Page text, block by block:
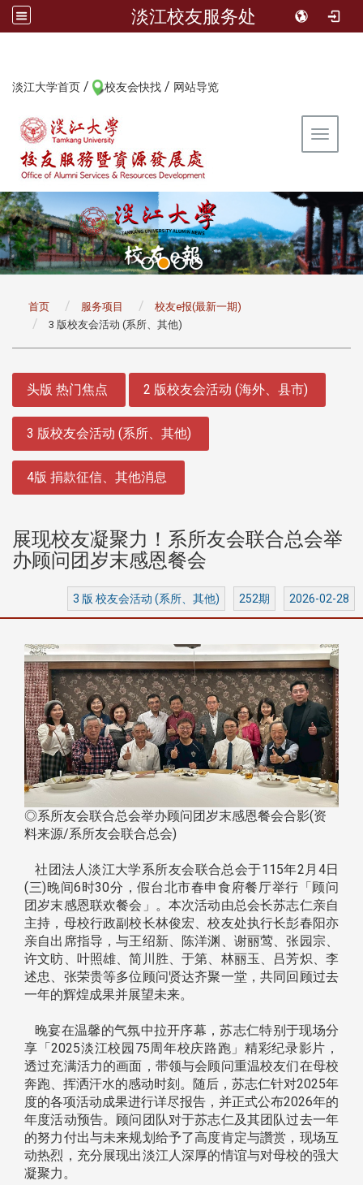
淡江校友服务处
淡江大学首页 / 校友会快找 / 网站导览
Toggle
首页 服务项目
校友e报(最新一期)
3 版校友会活动 (系所、其他)
头版 热门焦点 2 版校友会活动 (海外、县市)
3 版校友会活动 (系所、其他)
4版 捐款征信、其他消息
展现校友凝聚力！系所友会联合总会举
办顾问团岁末感恩餐会
3 版 校友会活动 (系所、其他) 252期 2026-02-28
◎系所友会联合总会举办顾问团岁末感恩餐会合影(资
料来源/系所友会联合总会)
社团法人淡江大学系所友会联合总会于115年2月4日
(三)晚间6时30分，假台北市春申食府餐厅举行「顾问
团岁末感恩联欢餐会」。本次活动由总会长苏志仁亲自
主持，母校行政副校长林俊宏、校友处执行长彭春阳亦
亲自出席指导，与王绍新、陈洋渊、谢丽莺、张园宗、
许文昉、叶照雄、简川胜、于第、林丽玉、吕芳炽、李
述忠、张荣贵等多位顾问贤达齐聚一堂，共同回顾过去
一年的辉煌成果并展望未来。
晚宴在温馨的气氛中拉开序幕，苏志仁特别于现场分
享「2025淡江校园75周年校庆路跑」精彩纪录影片，
透过充满活力的画面，带领与会顾问重温校友们在母校
奔跑、挥洒汗水的感动时刻。随后，苏志仁针对2025年
度的各项活动成果进行详尽报告，并正式公布2026年的
年度活动预告。顾问团队对于苏志仁及其团队过去一年
的努力付出与未来规划给予了高度肯定与讚赏，现场互
动热烈，充分展现出淡江人深厚的情谊与对母校的强大
凝聚力。